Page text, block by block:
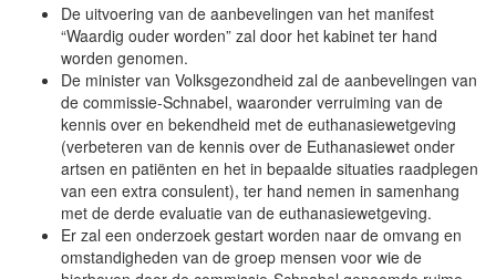
De uitvoering van de aanbevelingen van het manifest
“Waardig ouder worden” zal door het kabinet ter hand
worden genomen.
De minister van Volksgezondheid zal de aanbevelingen van
de commissie-Schnabel, waaronder verruiming van de
kennis over en bekendheid met de euthanasiewetgeving
(verbeteren van de kennis over de Euthanasiewet onder
artsen en patiënten en het in bepaalde situaties raadplegen
van een extra consulent), ter hand nemen in samenhang
met de derde evaluatie van de euthanasiewetgeving.
Er zal een onderzoek gestart worden naar de omvang en
omstandigheden van de groep mensen voor wie de